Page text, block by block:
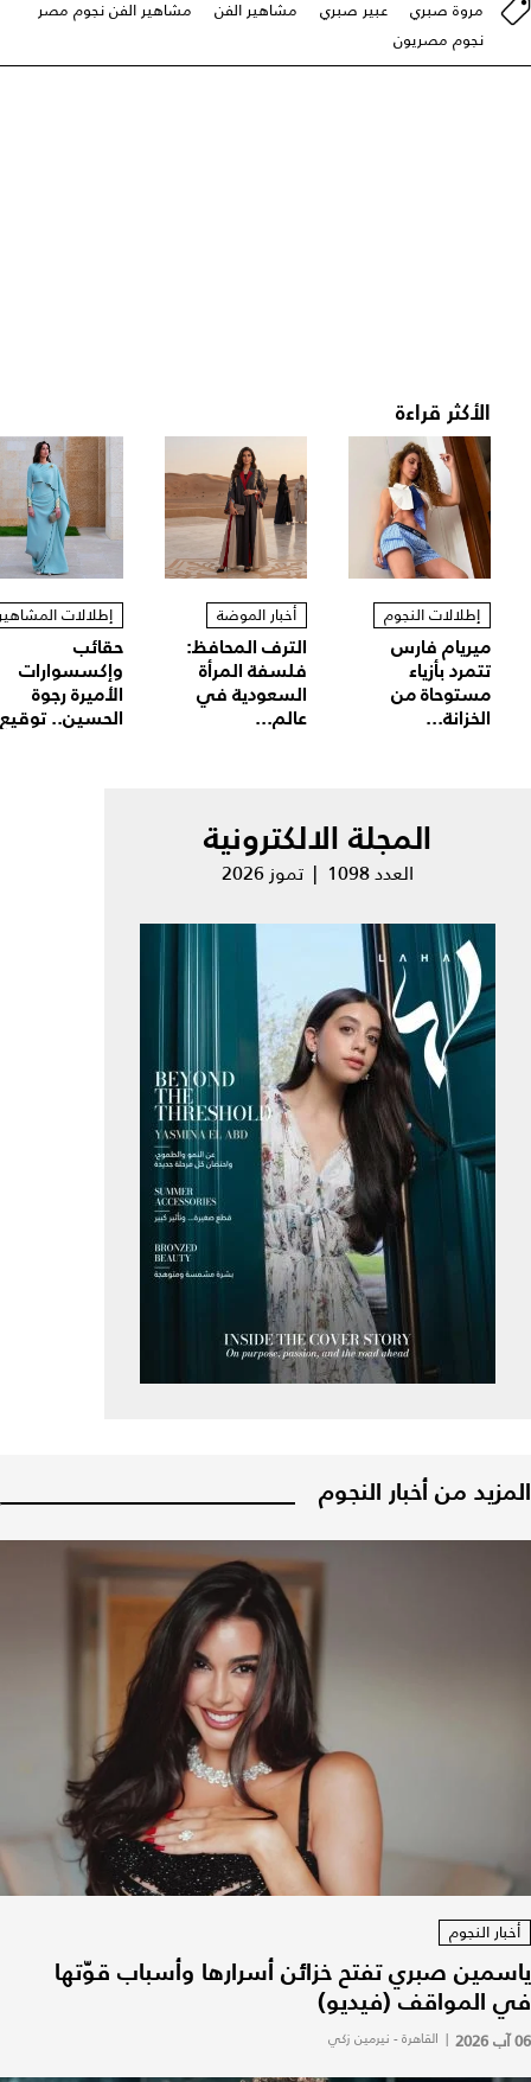
مروة صبري عبير صبري مشاهير الفن
مشاهير الفن نجوم مصر
نجوم مصريون
الأكثر قراءة
إطلالات النجوم
ميريام فارس
تتمرد بأزياء
مستوحاة من
الخزانة...
أخبار الموضة
الترف المحافظ:
فلسفة المرأة
السعودية في
عالم...
إطلالات
حقائب
وإكسسوارات
الأميرة رجوة
الحسين..
المجلة الالكترونية
العدد 1098 | تموز 2026
المزيد من أخبار النجوم
أخبار النجوم
ياسمين صبري تفتح خزائن أسرارها وأسباب قوّتها
في المواقف (فيديو)
06 آب 2026 | القاهرة - نيرمين زكي